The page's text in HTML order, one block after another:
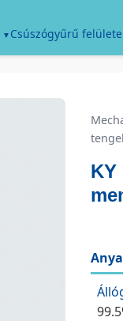
Csúszógyűrű
KY